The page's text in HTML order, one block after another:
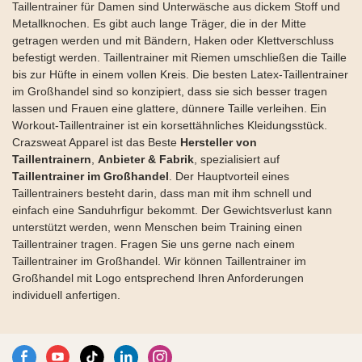
Taillentrainer für Damen sind Unterwäsche aus dickem Stoff und
Metallknochen. Es gibt auch lange Träger, die in der Mitte
getragen werden und mit Bändern, Haken oder Klettverschluss
befestigt werden. Taillentrainer mit Riemen umschließen die Taille
bis zur Hüfte in einem vollen Kreis. Die besten Latex-Taillentrainer
im Großhandel sind so konzipiert, dass sie sich besser tragen
lassen und Frauen eine glattere, dünnere Taille verleihen. Ein
Workout-Taillentrainer ist ein korsettähnliches Kleidungsstück.
Crazsweat Apparel ist das Beste Hersteller von
Taillentrainern Anbieter & Fabrik , spezialisiert auf
Taillentrainer im Großhandel . Der Hauptvorteil eines
Taillentrainers besteht darin, dass man mit ihm schnell und
einfach eine Sanduhrfigur bekommt. Der Gewichtsverlust kann
unterstützt werden, wenn Menschen beim Training einen
Taillentrainer tragen. Fragen Sie uns gerne nach einem
Taillentrainer im Großhandel. Wir können Taillentrainer im
Großhandel mit Logo entsprechend Ihren Anforderungen
individuell anfertigen.
wenn Ihre Taille schmaler
wirdVollständiges Latex-
Äußeres für einen festen und
gleichmäßigen Druck
Training und Bewegung zu
Hause& Fitnessstudio&
Outdoor, wie Laufen,
Radfahren, Joggen, Tanzen,
Yoga usw. Es hilft auch bei der
Erholung nach der Geburt,
reduziert Schwellungen,
kontrolliert den Bauch,
schrumpft die Taille, erleichtert
den Übergang der Gebärmutter
und reduziert sie auf die
normale Größe. Es ist das
ausgezeichnete Geschenk für
Ihre Freunde oder Familie, um
gesünder zu bleiben&
schlankere Silhouette.